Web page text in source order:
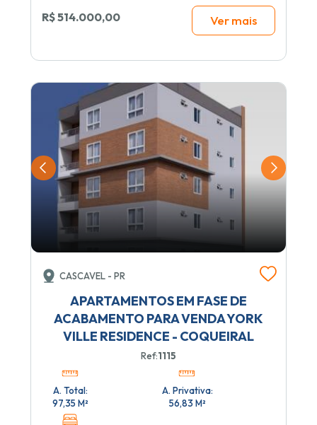
R$ 514.000,00 Ver mais
CASCAVEL - PR
APARTAMENTOS EM FASE DE
ACABAMENTO PARA VENDA YORK
VILLE RESIDENCE - COQUEIRAL
Ref:1115
A. Total:
97,35 M²
A. Privativa:
56,83 M²